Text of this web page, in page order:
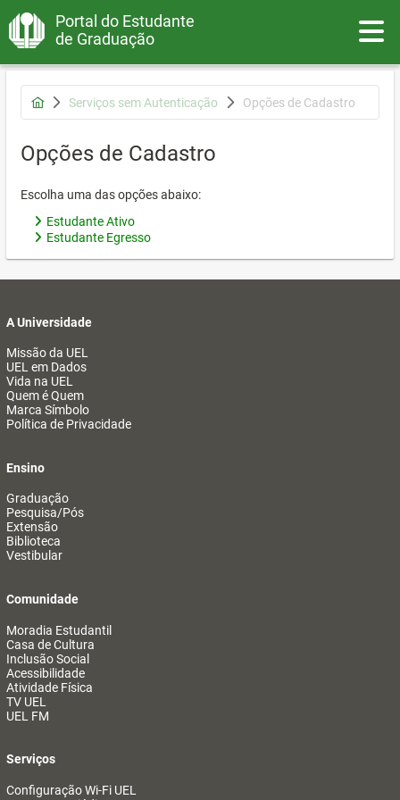
Portal do Estudante
de Graduação
Serviços sem Autenticação Opções de Cadastro
Opções de Cadastro
Escolha uma das opções abaixo:
Estudante Ativo
Estudante Egresso
A Universidade
Missão da UEL
UEL em Dados
Vida na UEL
Quem é Quem
Marca Símbolo
Política de Privacidade
Ensino
Graduação
Pesquisa/Pós
Extensão
Biblioteca
Vestibular
Comunidade
Moradia Estudantil
Casa de Cultura
Inclusão Social
Acessibilidade
Atividade Física
TV UEL
UEL FM
Serviços
Configuração Wi-Fi UEL